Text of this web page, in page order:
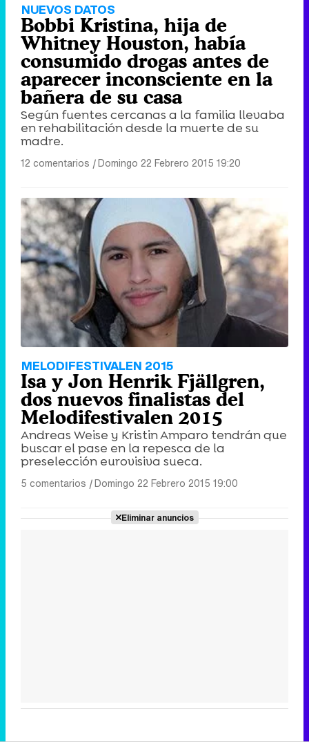
NUEVOS DATOS
Bobbi Kristina, hija de
Whitney Houston, había
consumido drogas antes de
aparecer inconsciente en la
bañera de su casa
Según fuentes cercanas a la familia llevaba
en rehabilitación desde la muerte de su
madre.
12 comentarios |Domingo 22 Febrero 2015 19:20
MELODIFESTIVALEN 2015
Isa y Jon Henrik Fjällgren,
dos nuevos finalistas del
Melodifestivalen 2015
Andreas Weise y Kristin Amparo tendrán que
buscar el pase en la repesca de la
preselección eurovisiva sueca.
5 comentarios |Domingo 22 Febrero 2015 19:00
Eliminar anuncios